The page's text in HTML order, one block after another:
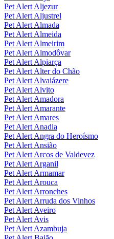
Pet Alert Aljezur
Pet Alert Aljustrel
Pet Alert Almada
Pet Alert Almeida
Pet Alert Almeirim
Pet Alert Almodôvar
Pet Alert Alpiarça
Pet Alert Alter do Chão
Pet Alert Alvaiázere
Pet Alert Alvito
Pet Alert Amadora
Pet Alert Amarante
Pet Alert Amares
Pet Alert Anadia
Pet Alert Angra do Heroísmo
Pet Alert Ansião
Pet Alert Arcos de Valdevez
Pet Alert Arganil
Pet Alert Armamar
Pet Alert Arouca
Pet Alert Arronches
Pet Alert Arruda dos Vinhos
Pet Alert Aveiro
Pet Alert Avis
Pet Alert Azambuja